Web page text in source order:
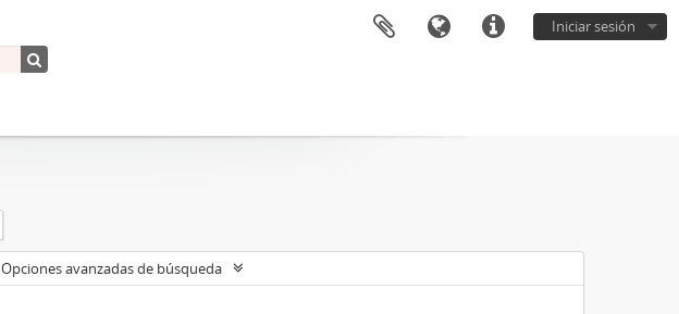
Iniciar sesión
Opciones avanzadas de búsqueda